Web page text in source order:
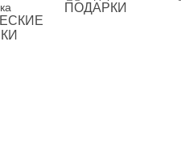
ПОДАРКИ